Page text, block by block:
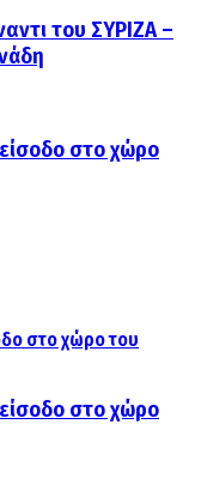
του ΣΥΡΙΖΑ –
στο χώρο
στο χώρο